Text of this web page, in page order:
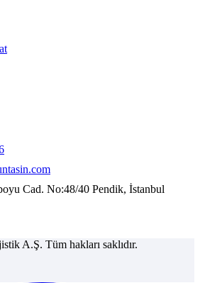
Cad. No:48/40 Pendik, İstanbul
A.Ş. Tüm hakları saklıdır.